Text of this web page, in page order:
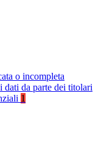
o incompleta
dati da parte dei titolari
1